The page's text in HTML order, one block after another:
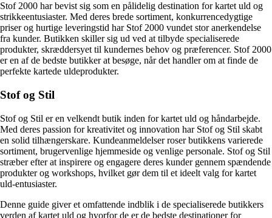
Stof 2000 har bevist sig som en pålidelig destination for kartet uld og
strikkeentusiaster. Med deres brede sortiment, konkurrencedygtige
priser og hurtige leveringstid har Stof 2000 vundet stor anerkendelse
fra kunder. Butikken skiller sig ud ved at tilbyde specialiserede
produkter, skræddersyet til kundernes behov og præferencer. Stof 2000
er en af de bedste butikker at besøge, når det handler om at finde de
perfekte kartede uldeprodukter.
Stof og Stil
Stof og Stil er en velkendt butik inden for kartet uld og håndarbejde.
Med deres passion for kreativitet og innovation har Stof og Stil skabt
en solid tilhængerskare. Kundeanmeldelser roser butikkens varierede
sortiment, brugervenlige hjemmeside og venlige personale. Stof og Stil
stræber efter at inspirere og engagere deres kunder gennem spændende
produkter og workshops, hvilket gør dem til et ideelt valg for kartet
uld-entusiaster.
Denne guide giver et omfattende indblik i de specialiserede butikkers
verden af kartet uld og hvorfor de er de bedste destinationer for